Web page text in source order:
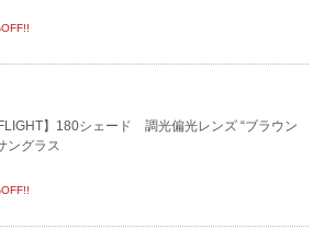
FLIGHT】180シェード 調光偏光レンズ “ブラウン
ングラス